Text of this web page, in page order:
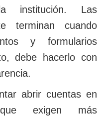
institución. Las
terminan cuando
y formularios
debe hacerlo con
abrir cuentas en
exigen más